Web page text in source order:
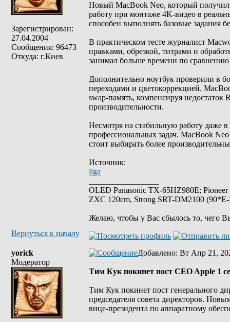
Зарегистрирован:
27.04.2004
Сообщения: 96473
Откуда: г.Киев
Новый MacBook Neo, который
работу при монтаже 4K-видео в
способен выполнять базовые задания
В практическом тесте журналист
правками, обрезкой, титрами и
занимал больше времени по
Дополнительно ноутбук проверили в
переходами и цветокоррекцией.
swap-память, компенсируя
производительности.
Несмотря на стабильную работу даже
профессиональных задач. MacBook
стоит выбирать более
Источник:
liga
OLED Panasonic TX-65HZ980E;
ZXC 120cm, Strong SRT-DM2100
Желаю, чтобы у Вас сбылось то, чего
Вернуться к началу
yorick
Модератор
Добавлено: Вт Апр 21,
Тим Кук покинет пост CEO Apple 1
Тим Кук покинет пост генерального
председателя совета директоров.
вице-президента по аппаратному